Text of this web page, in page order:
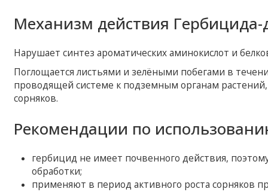
Механизм действия
Нарушает синтез ароматических аминокислот и
Поглощается листьями и зелёными побегами в
проводящей системе к подземным органам
сорняков.
Рекомендации по
гербицид не имеет почвенного действия,
обработки;
применяют в период активного роста сорняков